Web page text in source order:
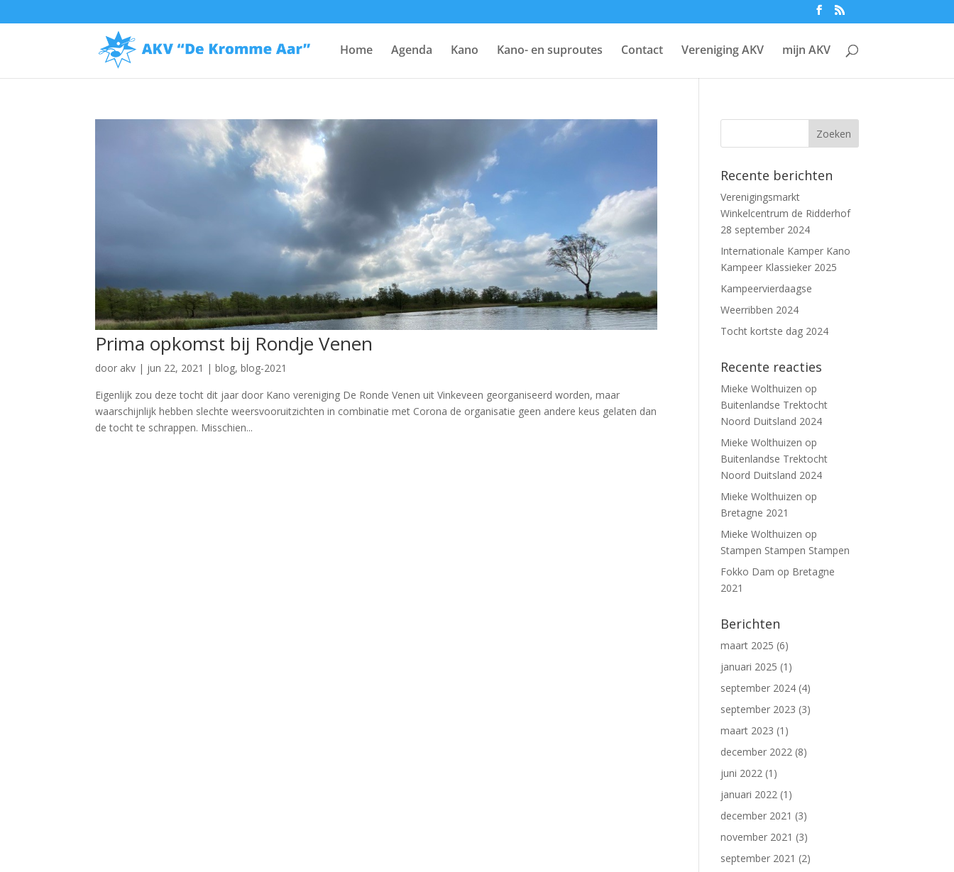
Home Agenda Kano Kano- en suproutes Contact Vereniging AKV mijn AKV
Prima opkomst bij Rondje Venen
door akv | jun 22, 2021 |blog,blog-2021
Eigenlijk zou deze tocht dit jaar door Kano vereniging De Ronde Venen uit Vinkeveen georganiseerd worden, maar
waarschijnlijk hebben slechte weersvooruitzichten in combinatie met Corona de organisatie geen andere keus gelaten dan
de tocht te schrappen. Misschien...
Recente berichten
Verenigingsmarkt
Winkelcentrum de Ridderhof
28 september 2024
Internationale Kamper Kano
Kampeer Klassieker 2025
Kampeervierdaagse
Weerribben 2024
Tocht kortste dag 2024
Recente reacties
Mieke Wolthuizen op
Buitenlandse Trektocht
Noord Duitsland 2024
Mieke Wolthuizen op
Buitenlandse Trektocht
Noord Duitsland 2024
Mieke Wolthuizen op
Bretagne 2021
Mieke Wolthuizen op
Stampen Stampen Stampen
Fokko Dam op Bretagne
2021
Berichten
maart 2025 (6)
januari 2025 (1)
september 2024 (4)
september 2023 (3)
maart 2023 (1)
december 2022 (8)
juni 2022 (1)
januari 2022 (1)
december 2021 (3)
november 2021 (3)
september 2021 (2)